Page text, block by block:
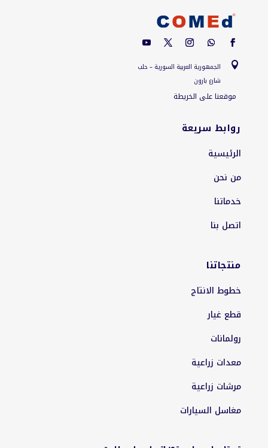

الجمهورية العربية السورية – حلب
شارع بارون
موقعنا على الخريطة
روابط سريعة
الرئيسية
من نحن
خدماتنا
اتصل بنا
منتجاتنا
خطوط الانتاج
قطع غيار
رولمانات
معدات زراعية
مرشات زراعية
مغاسل السيارات